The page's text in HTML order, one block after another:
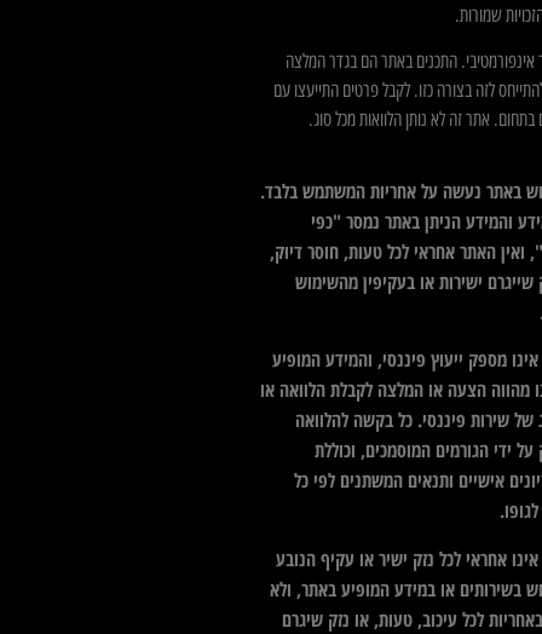
שמורות.
אינפורמטיבי. התכנים באתר הם בגדר המלצה
לזה בצורה כזו. לקבל פרטים התייעצו עם
בתחום. אתר זה לא נותן הלוואות מכל סוג.
באתר נעשה על אחריות המשתמש בלבד.
והמידע הניתן באתר נמסר "כפי
ואין האתר אחראי לכל טעות, חוסר דיוק,
שייגרם ישירות או בעקיפין מהשימוש
מספק ייעוץ פיננסי, והמידע המופיע
מהווה הצעה או המלצה לקבלת הלוואה או
של שירות פיננסי. כל בקשה להלוואה
על ידי הגורמים המוסמכים, וכוללת
אישיים ותנאים המשתנים לפי כל
אחראי לכל נזק ישיר או עקיף הנובע
בשירותים או במידע המופיע באתר, ולא
לכל עיכוב, טעות, או נזק שיגרם